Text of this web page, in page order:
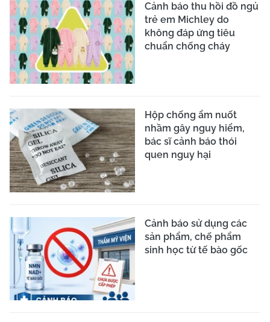
Cảnh báo thu hồi đồ ngủ
trẻ em Michley do
không đáp ứng tiêu
chuẩn chống cháy
Hộp chống ẩm nuốt
nhầm gây nguy hiểm,
bác sĩ cảnh báo thói
quen nguy hại
Cảnh báo sử dụng các
sản phẩm, chế phẩm
sinh học từ tế bào gốc